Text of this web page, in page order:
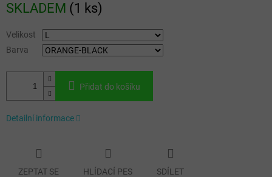
cena:
SKLADEM (1 ks)
Velikost
Barva
Přidat do košíku
Detailní informace
ZEPTAT SE HLÍDACÍ PES SDÍLET